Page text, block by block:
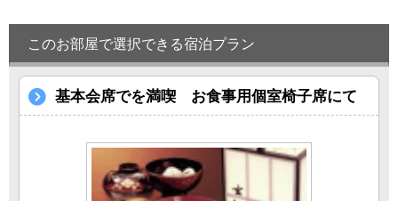
このお部屋で選択できる宿泊プラン
基本会席でを満喫 お食事用個室椅子席にて